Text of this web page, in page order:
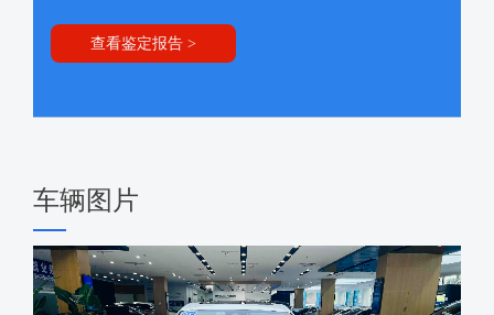
查看鉴定报告 >
车辆图片